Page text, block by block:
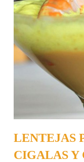
LENTEJAS
CIGALAS Y